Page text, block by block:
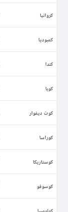
كرواتيا
كمبوديا
كندا
كوبا
كوت ديفوار
كوراسا
كوستاريكا
كوسوفو
كولومبيا